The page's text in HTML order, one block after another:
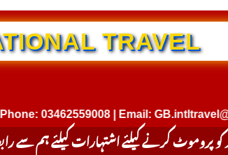
TRAVEL
| Email:
کو پروموٹ کرنے کیلئے اشتہارات کیلئے ہم سے